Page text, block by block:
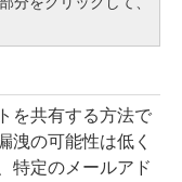
を共有する方法で
洩の可能性は低く
特定のメールアド